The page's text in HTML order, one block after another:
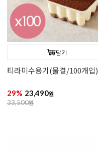
담기
티라미수용기(물결/100개입)
29% 23,490원
33,500원